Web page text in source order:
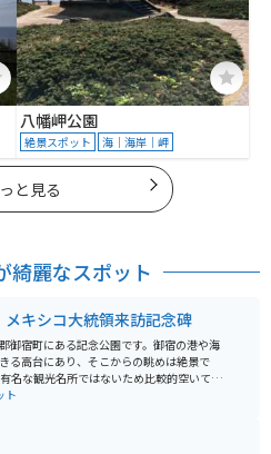
八幡岬公園
絶景スポット 海｜海岸｜岬
と見る
綺麗なスポット
メキシコ大統領来訪記念碑
御宿町にある記念公園です。御宿の港や海
る高台にあり、そこからの眺めは絶景で
、無料の駐車場もあるため車でのアクセス
ト